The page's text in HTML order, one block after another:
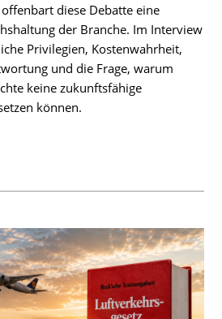
diese Debatte eine
der Branche. Im Interview
Privilegien, Kostenwahrheit,
und die Frage, warum
keine zukunftsfähige
können.